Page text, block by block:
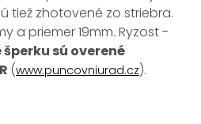
tiež zhotovené zo striebra.
a priemer 19mm. Ryzost -
sú overené
(www.puncovniurad.cz).